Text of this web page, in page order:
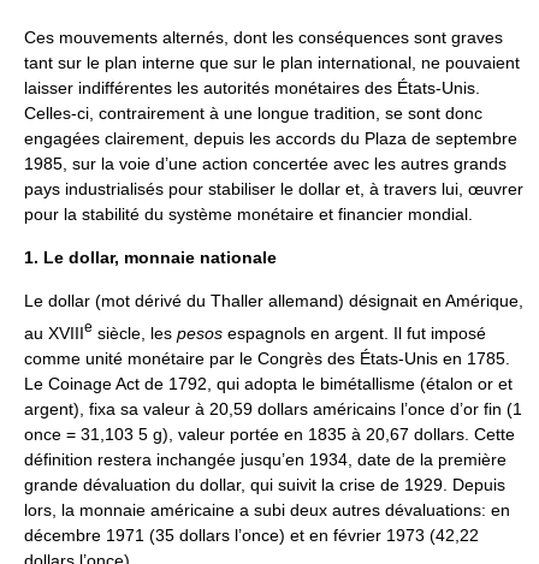
Ces mouvements alternés, dont les conséquences sont graves
tant sur le plan interne que sur le plan international, ne pouvaient
laisser indifférentes les autorités monétaires des États-Unis.
Celles-ci, contrairement à une longue tradition, se sont donc
engagées clairement, depuis les accords du Plaza de septembre
1985, sur la voie d’une action concertée avec les autres grands
pays industrialisés pour stabiliser le dollar et, à travers lui, œuvrer
pour la stabilité du système monétaire et financier mondial.
1. Le dollar, monnaie nationale
Le dollar (mot dérivé du Thaller allemand) désignait en Amérique,
au XVIIIe siècle, les pesos espagnols en argent. Il fut imposé
comme unité monétaire par le Congrès des États-Unis en 1785.
Le Coinage Act de 1792, qui adopta le bimétallisme (étalon or et
argent), fixa sa valeur à 20,59 dollars américains l’once d’or fin (1
once = 31,103 5 g), valeur portée en 1835 à 20,67 dollars. Cette
définition restera inchangée jusqu’en 1934, date de la première
grande dévaluation du dollar, qui suivit la crise de 1929. Depuis
lors, la monnaie américaine a subi deux autres dévaluations: en
décembre 1971 (35 dollars l’once) et en février 1973 (42,22
dollars l’once).